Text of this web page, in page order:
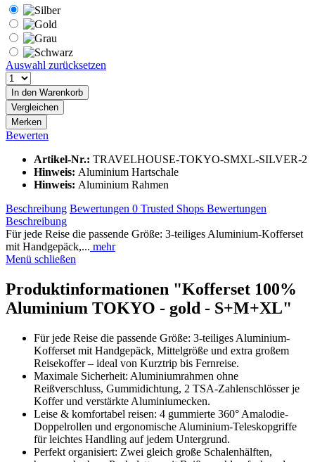
Auswahl zurücksetzen
In den Warenkorb
Vergleichen
Merken
Bewerten
Artikel-Nr.: TRAVELHOUSE-TOKYO-SMXL-SILVER-2
Hinweis: Aluminium Hartschale
Hinweis: Aluminium Rahmen
Beschreibung Bewertungen 0 Trusted Shops Bewertungen
Beschreibung
Für jede Reise die passende Größe: 3-teiliges Aluminium-Kofferset
mit Handgepäck,... mehr
Menü schließen
Produktinformationen "Kofferset 100%
Aluminium TOKYO - gold - S+M+XL"
Für jede Reise die passende Größe: 3-teiliges Aluminium-
Kofferset mit Handgepäck, Mittelgröße und extra großem
Reisekoffer – ideal von Kurztrip bis Fernreise.
Maximale Sicherheit: Aluminiumrahmen ohne
Reißverschluss, Gummidichtung, 2 TSA-Zahlenschlösser je
Koffer und verstärkte Aluminiumecken.
Leise & komfortabel reisen: 4 gummierte 360° Amalodie-
Doppelrollen und ergonomische Aluminium-Teleskopgriffe
für leichtes Handling auf jedem Untergrund.
Perfekt organisiert: Zwei gleich große Schalenhälften,